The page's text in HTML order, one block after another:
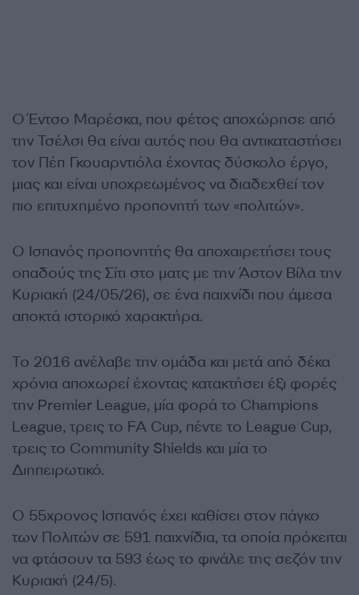
Ο Έντσο Μαρέσκα, που φέτος αποχώρησε από
την Τσέλσι θα είναι αυτός που θα αντικαταστήσει
τον Πέπ Γκουαρντιόλα έχοντας δύσκολο έργο,
μιας και είναι υποχρεωμένος να διαδεχθεί τον
πιο επιτυχημένο προπονητή των «πολιτών».
Ο Ισπανός προπονητής θα αποχαιρετήσει τους
οπαδούς της Σίτι στο ματς με την Άστον Βίλα την
Κυριακή (24/05/26), σε ένα παιχνίδι που άμεσα
αποκτά ιστορικό χαρακτήρα.
Το 2016 ανέλαβε την ομάδα και μετά από δέκα
χρόνια αποχωρεί έχοντας κατακτήσει έξι φορές
την Premier League, μία φορά το Champions
League, τρεις το FA Cup, πέντε το League Cup,
τρεις το Community Shields και μία το
Διηπειρωτικό.
O 55χρονος Ισπανός έχει καθίσει στον πάγκο
των Πολιτών σε 591 παιχνίδια, τα οποία πρόκειται
να φτάσουν τα 593 έως το φινάλε της σεζόν την
Κυριακή (24/5).